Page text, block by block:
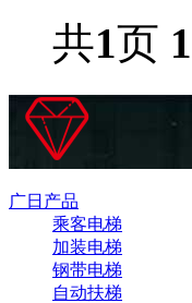
共1页 1
广日产品
乘客电梯
加装电梯
钢带电梯
自动扶梯